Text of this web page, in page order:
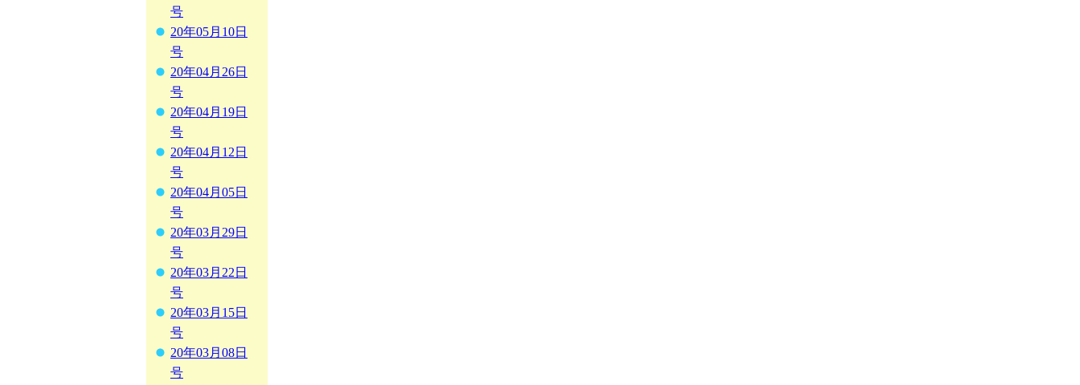
号
20年05月10日
号
20年04月26日
号
20年04月19日
号
20年04月12日
号
20年04月05日
号
20年03月29日
号
20年03月22日
号
20年03月15日
号
20年03月08日
号